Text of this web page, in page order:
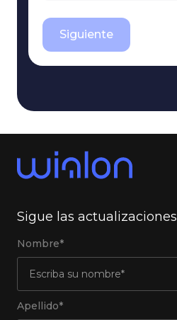
Siguiente
Sigue las actualizaciones
Nombre*
Apellido*